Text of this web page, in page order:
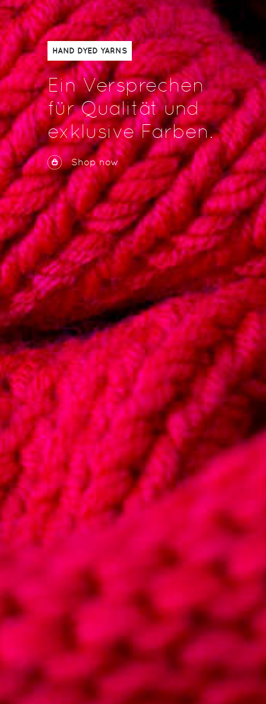
HAND DYED YARNS
Ein Versprechen
für Qualität und
exklusive Farben.
Shop now